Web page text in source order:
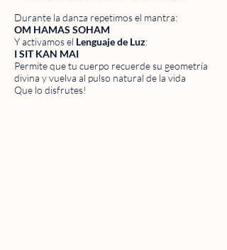
Durante la danza repetimos el mantra:
OM HAMAS SOHAM
Y activamos el Lenguaje de Luz:
I SIT KAN MAI
Permite que tu cuerpo recuerde su geometría
divina y vuelva al pulso natural de la vida
Que lo disfrutes!